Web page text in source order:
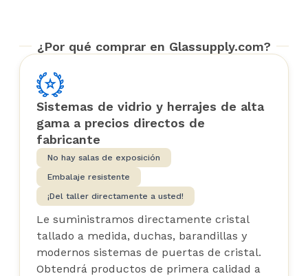
¿Por qué comprar en Glassupply.com?
Sistemas de vidrio y herrajes de alta
gama a precios directos de
fabricante
No hay salas de exposición
Embalaje resistente
¡Del taller directamente a usted!
Le suministramos directamente cristal
tallado a medida, duchas, barandillas y
modernos sistemas de puertas de cristal.
Obtendrá productos de primera calidad a